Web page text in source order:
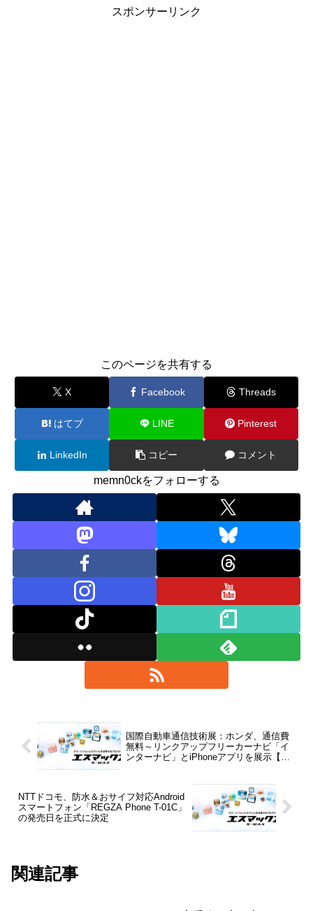
スポンサーリンク
このページを共有する
X Facebook Threads
はてブ LINE Pinterest
LinkedIn コピー コメント
memn0ckをフォローする
国際自動車通信技術展：ホンダ、通信費
無料～リンクアップフリーカーナビ「イ
ンターナビ」とiPhoneアプリを展示【レ
NTTドコモ、防水＆おサイフ対応Android
スマートフォン「REGZA Phone T-01C」
の発売日を正式に決定
関連記事